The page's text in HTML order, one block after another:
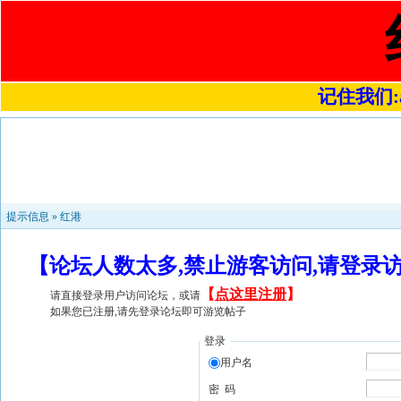
记住我们
提示信息 » 红港
【论坛人数太多,禁止游客访问,请登
请直接登录用户访问论坛，或请 【 点这里注册】
如果您已注册,请先登录论坛即可游览帖子
登录
用户名
密 码